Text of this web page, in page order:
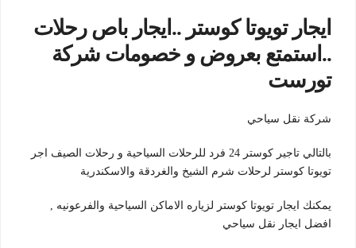
ايجار تويوتا كوستر ..ايجار باص رحلات
..استمتع بعروض و خصومات شركة
تورست
شركة نقل سياحي
بالتالي تاجير كوستر 24 فرد للرحلات السياحية و رحلات الصيف اجر
تويوتا كوستر لرحلات شرم الشيخ والغردقة والاسكندرية
يمكنك ايجار تويوتا كوستر لزياره الاماكن السياحية والفرعونيه ,
افضل ايجار نقل سياحي